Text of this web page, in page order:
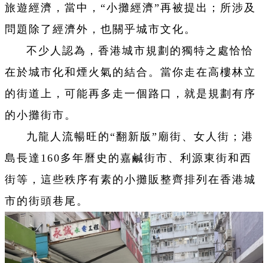
旅遊經濟，當中，“小攤經濟”再被提出；所涉及
問題除了經濟外，也關乎城市文化。
不少人認為，香港城市規劃的獨特之處恰恰
在於城市化和煙火氣的結合。當你走在高樓林立
的街道上，可能再多走一個路口，就是規劃有序
的小攤街市。
九龍人流暢旺的“翻新版”廟街、女人街；港
島長達160多年曆史的嘉鹹街市、利源東街和西
街等，這些秩序有素的小攤販整齊排列在香港城
市的街頭巷尾。